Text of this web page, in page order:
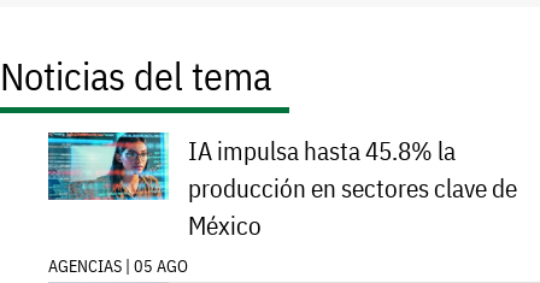
Noticias del tema
IA impulsa hasta 45.8% la
producción en sectores clave de
México
AGENCIAS | 05 AGO